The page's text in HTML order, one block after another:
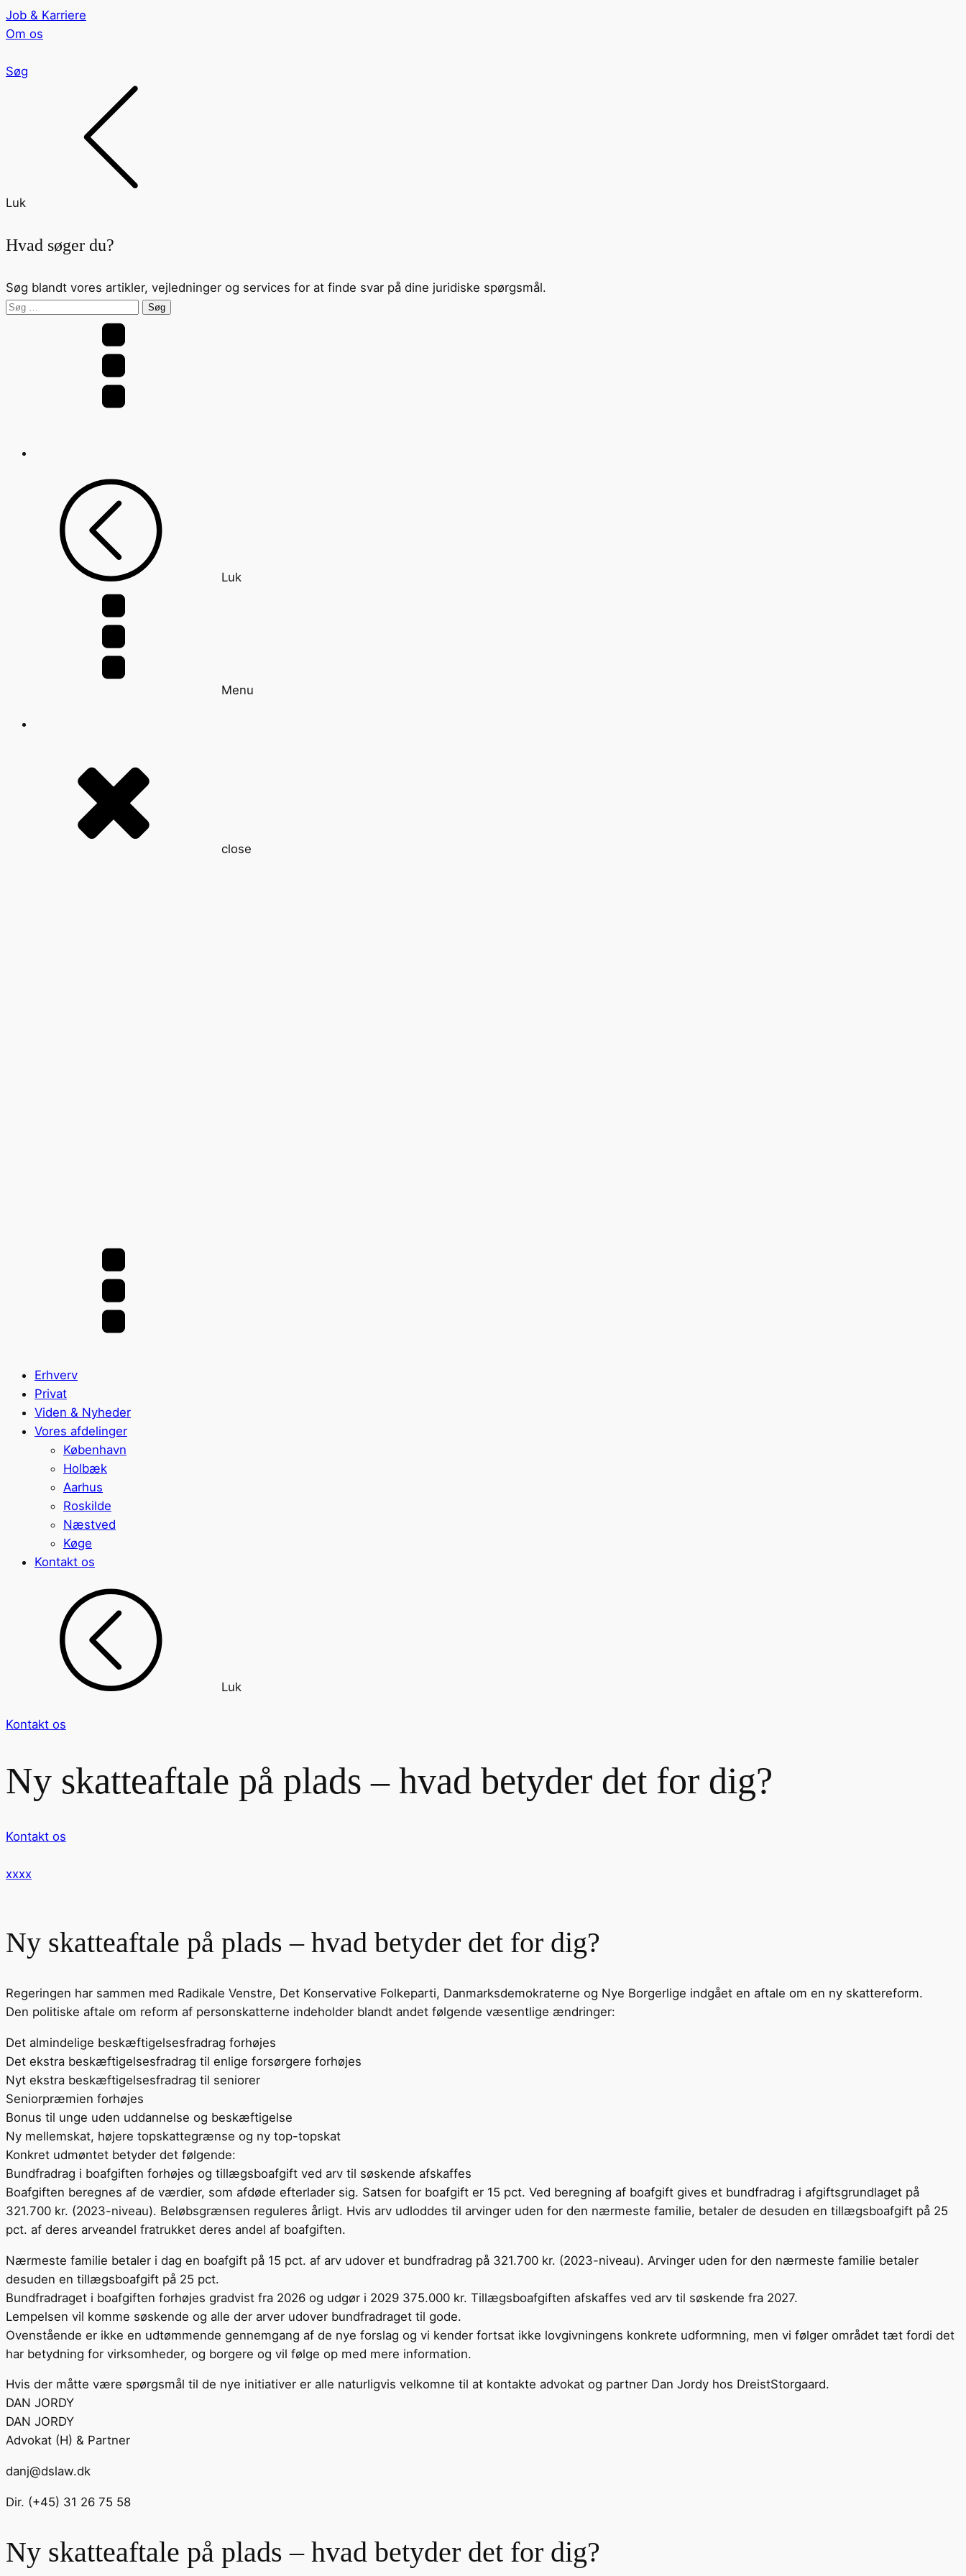
Job & Karriere
Om os
Søg
Luk
Hvad søger du?
Søg blandt vores artikler, vejledninger og services for at finde svar på dine juridiske spørgsmål.
Søg
Luk
Menu
close
Erhverv
Privat
Viden & Nyheder
Vores afdelinger
København
Holbæk
Aarhus
Roskilde
Næstved
Køge
Kontakt os
Luk
Kontakt os
Ny skatteaftale på plads – hvad betyder det for dig?
Kontakt os
xxxx
Ny skatteaftale på plads – hvad betyder det for dig?
Regeringen har sammen med Radikale Venstre, Det Konservative Folkeparti, Danmarksdemokraterne og Nye Borgerlige indgået en aftale om en ny skattereform.
Den politiske aftale om reform af personskatterne indeholder blandt andet følgende væsentlige ændringer:
Det almindelige beskæftigelsesfradrag forhøjes
Det ekstra beskæftigelsesfradrag til enlige forsørgere forhøjes
Nyt ekstra beskæftigelsesfradrag til seniorer
Seniorpræmien forhøjes
Bonus til unge uden uddannelse og beskæftigelse
Ny mellemskat, højere topskattegrænse og ny top-topskat
Konkret udmøntet betyder det følgende:
Bundfradrag i boafgiften forhøjes og tillægsboafgift ved arv til søskende afskaffes
Boafgiften beregnes af de værdier, som afdøde efterlader sig. Satsen for boafgift er 15 pct. Ved beregning af boafgift gives et bundfradrag i afgiftsgrundlaget på
321.700 kr. (2023-niveau). Beløbsgrænsen reguleres årligt. Hvis arv udloddes til arvinger uden for den nærmeste familie, betaler de desuden en tillægsboafgift på 25
pct. af deres arveandel fratrukket deres andel af boafgiften.
Nærmeste familie betaler i dag en boafgift på 15 pct. af arv udover et bundfradrag på 321.700 kr. (2023-niveau). Arvinger uden for den nærmeste familie betaler
desuden en tillægsboafgift på 25 pct.
Bundfradraget i boafgiften forhøjes gradvist fra 2026 og udgør i 2029 375.000 kr. Tillægsboafgiften afskaffes ved arv til søskende fra 2027.
Lempelsen vil komme søskende og alle der arver udover bundfradraget til gode.
Ovenstående er ikke en udtømmende gennemgang af de nye forslag og vi kender fortsat ikke lovgivningens konkrete udformning, men vi følger området tæt fordi det
har betydning for virksomheder, og borgere og vil følge op med mere information.
Hvis der måtte være spørgsmål til de nye initiativer er alle naturligvis velkomne til at kontakte advokat og partner Dan Jordy hos DreistStorgaard.
DAN JORDY
DAN JORDY
Advokat (H) & Partner
danj@dslaw.dk
Dir. (+45) 31 26 75 58
Ny skatteaftale på plads – hvad betyder det for dig?